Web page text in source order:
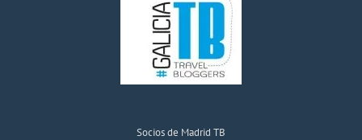
Socios de Madrid TB